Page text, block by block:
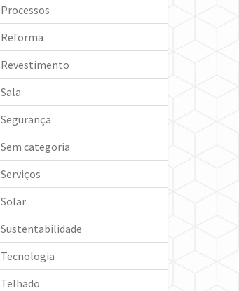
Processos
Reforma
Revestimento
Sala
Segurança
Sem categoria
Serviços
Solar
Sustentabilidade
Tecnologia
Telhado